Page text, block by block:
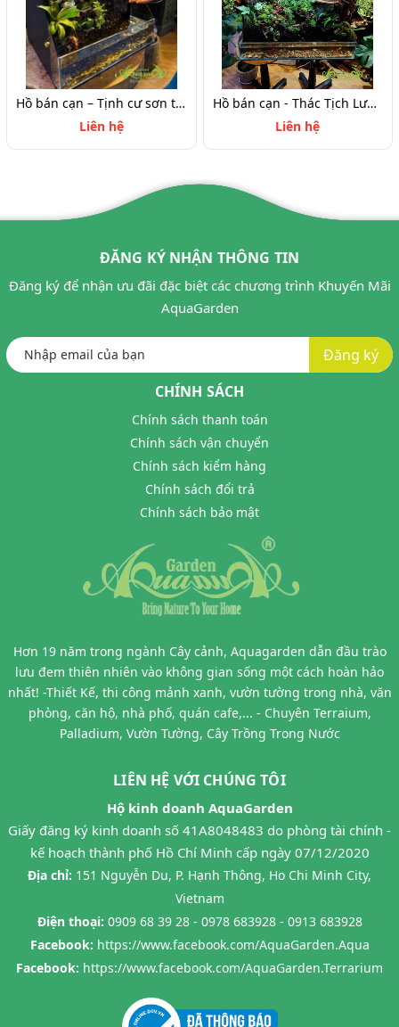
Hồ bán cạn – Tịnh cư sơn thôn | Tiểu cảnh thiên nhiên thu nhỏ mang nét an yên
Liên hệ
Hồ bán cạn - Thác Tịch Lưu Vân – thác nước rêu phong mây phủ độc bản
Liên hệ
ĐĂNG KÝ NHẬN THÔNG TIN
Đăng ký để nhận ưu đãi đặc biệt các chương trình Khuyến Mãi
AquaGarden
Đăng ký
CHÍNH SÁCH
Chính sách thanh toán
Chính sách vận chuyển
Chính sách kiểm hàng
Chính sách đổi trả
Chính sách bảo mật
Hơn 19 năm trong ngành Cây cảnh, Aquagarden dẫn đầu trào
lưu đem thiên nhiên vào không gian sống một cách hoàn hảo
nhất! -Thiết Kế, thi công mảnh xanh, vườn tường trong nhà, văn
phòng, căn hộ, nhà phố, quán cafe,... - Chuyên Terraium,
Palladium, Vườn Tường, Cây Trồng Trong Nước
LIÊN HỆ VỚI CHÚNG TÔI
Hộ kinh doanh AquaGarden
Giấy đăng ký kinh doanh số 41A8048483 do phòng tài chính -
kế hoạch thành phố Hồ Chí Minh cấp ngày 07/12/2020
Địa chỉ: 151 Nguyễn Du, P. Hạnh Thông, Ho Chi Minh City,
Vietnam
Điện thoại: 0909 68 39 28 - 0978 683928 - 0913 683928
Facebook: https://www.facebook.com/AquaGarden.Aqua
Facebook: https://www.facebook.com/AquaGarden.Terrarium